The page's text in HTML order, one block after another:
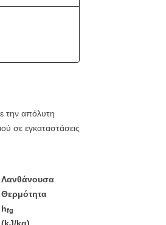
την απόλυτη
σε εγκαταστάσεις
Λανθάνουσα
Θερμότητα
hfg
(kJ/kg)